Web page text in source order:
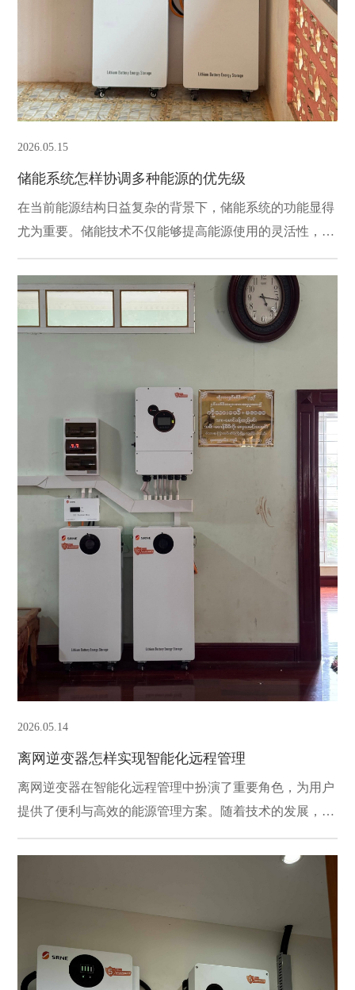
2026.05.15
储能系统怎样协调多种能源的优先级
在当前能源结构日益复杂的背景下，储能系统的功能显得
尤为重要。储能技术不仅能够提高能源使用的灵活性，还
能有效协调多种能源的优先级，从而实现更高效的能源管
理。
2026.05.14
离网逆变器怎样实现智能化远程管理
离网逆变器在智能化远程管理中扮演了重要角色，为用户
提供了便利与高效的能源管理方案。随着技术的发展，离
网逆变器不仅仅是一个能量转换的设备，它的智能化管理
系统使得用户可以远程监控和控制电力系统，从而提高了